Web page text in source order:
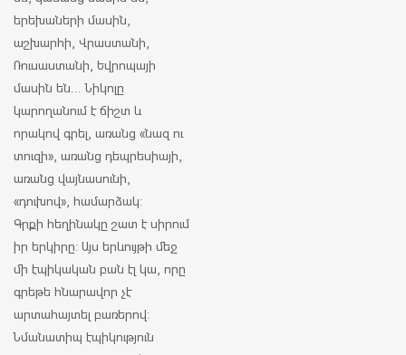
երեխաների մասին,
աշխարհի, Վրաստանի,
Ռուսաստանի, Եվրոպայի
մասին են... Նիկոլը
կարողանում է ճիշտ և
որակով գրել, առանց «նազ ու
տուզի», առանց դեպրեսիայի,
առանց վայնասունի,
«դուխով», համարձակ:
Գրքի հեղինակը շատ է սիրում
իր երկիրը: Այս երևույթի մեջ
մի էպիկական բան էլ կա, որը
գրեթե հնարավոր չէ
արտահայտել բառերով:
Նմանատիպ էպիկություն